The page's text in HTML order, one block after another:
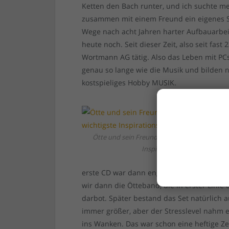
Ketten den Bach runter, und ich suchte
zusammen mit einem Freund ein
Wege nach acht Jahren harter
heute noch. Seit dieser Zeit, also seit fast
Wortmann AG tätig. Also das Leben mit
genau so lange wie die Musik und
kostspieliges Hobby MUSIK.
Ötte und sein Freund Udo, seine vielleicht
Inspirationsquelle…
erste CD war dann englischsprachig und
wir dann die Ötteband, die in erster Linie
darbot. Später bestand das Set natürlich
immer größer, aber der Stresslevel nahm
ins Wanken. Das war schon eine heftige